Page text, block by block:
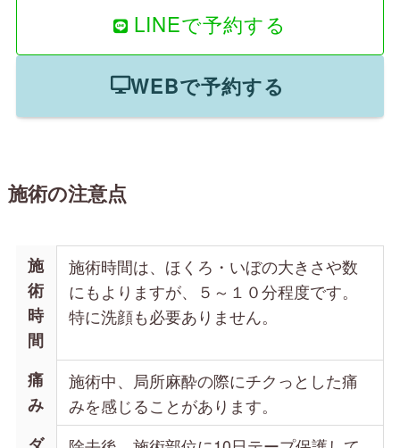
LINEで予約する
WEBで予約する
施術の注意点
施
術
時
間
施術時間は、ほくろ・いぼの大きさや数
にもよりますが、５～１０分程度です。
特に洗顔も必要ありません。
痛
み
施術中、局所麻酔の際にチクっとした痛
みを感じることがあります。